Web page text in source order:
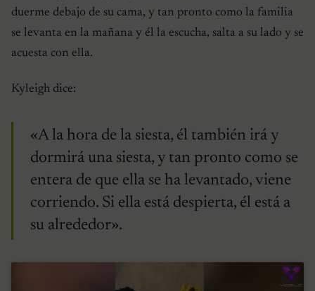
duerme debajo de su cama, y tan pronto como la familia
se levanta en la mañana y él la escucha, salta a su lado y se
acuesta con ella.
Kyleigh dice:
«A la hora de la siesta, él también irá y
dormirá una siesta, y tan pronto como se
entera de que ella se ha levantado, viene
corriendo. Si ella está despierta, él está a
su alrededor».